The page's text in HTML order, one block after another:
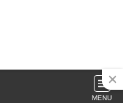
MENU